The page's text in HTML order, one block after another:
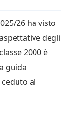
26 ha visto
degli
2000 è
guida
ceduto al